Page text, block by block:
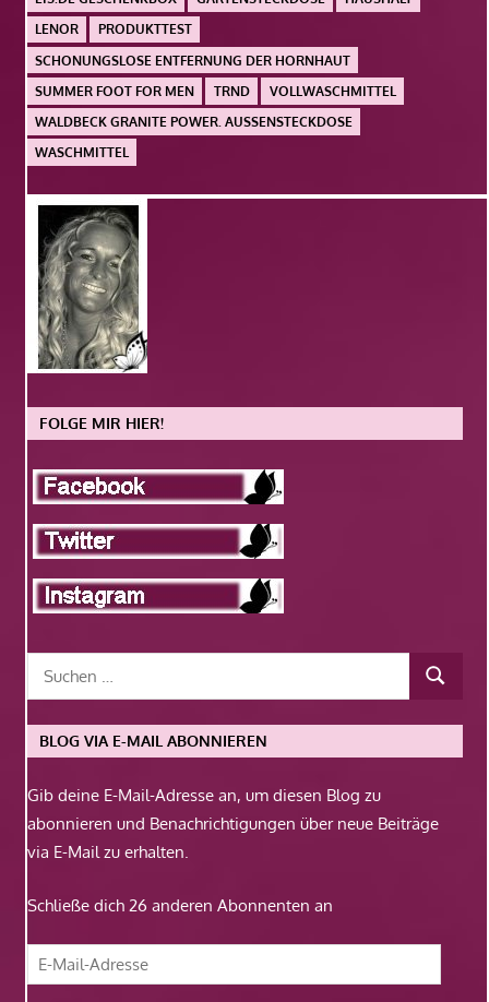
LENOR
PRODUKTTEST
SCHONUNGSLOSE ENTFERNUNG DER HORNHAUT
SUMMER FOOT FOR MEN
TRND
VOLLWASCHMITTEL
WALDBECK GRANITE POWER. AUSSENSTECKDOSE
WASCHMITTEL
FOLGE MIR HIER!
BLOG VIA E-MAIL ABONNIEREN
Gib deine E-Mail-Adresse an, um diesen Blog zu
abonnieren und Benachrichtigungen über neue Beiträge
via E-Mail zu erhalten.
Schließe dich 26 anderen Abonnenten an
E-
Mail-